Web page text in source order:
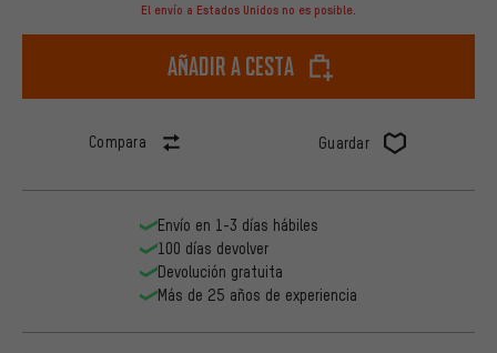
El envío a Estados Unidos no es posible.
Añadir a cesta
Compara Guardar
Envío en 1-3 días hábiles
100 días devolver
Devolución gratuita
Más de 25 años de experiencia